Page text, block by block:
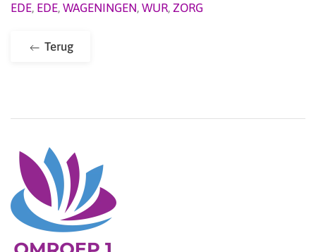
EDE, EDE, WAGENINGEN, WUR, ZORG
Terug